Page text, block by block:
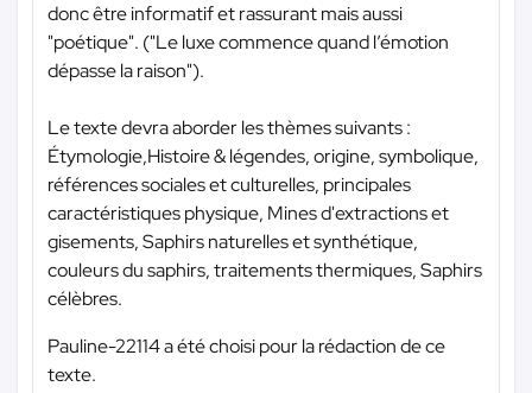
donc être informatif et rassurant mais aussi
"poétique". ("Le luxe commence quand l’émotion
dépasse la raison").
Le texte devra aborder les thèmes suivants :
Étymologie,Histoire & légendes, origine, symbolique,
références sociales et culturelles, principales
caractéristiques physique, Mines d'extractions et
gisements, Saphirs naturelles et synthétique,
couleurs du saphirs, traitements thermiques, Saphirs
célèbres.
Pauline-22114 a été choisi pour la rédaction de ce
texte.